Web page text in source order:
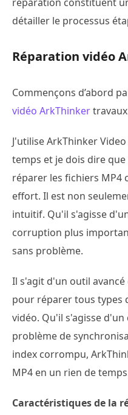
détailler le processus
Réparation vidéo
Commençons d’abord
vidéo ArkThinker
J'utilise ArkThinker
temps et je dois dire
réparer les fichiers MP4
effort. Il est non
intuitif. Qu'il s'agisse
corruption plus
sans problème.
Il s'agit d'un outil
pour réparer tous types
vidéo. Qu'il s'agisse
problème de
index corrompu,
MP4 en un rien de
Caractéristiques de la